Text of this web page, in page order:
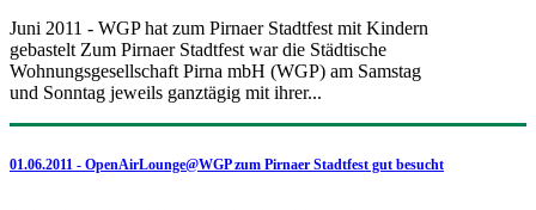
Juni 2011 - WGP hat zum Pirnaer Stadtfest mit Kindern
gebastelt Zum Pirnaer Stadtfest war die Städtische
Wohnungsgesellschaft Pirna mbH (WGP) am Samstag
und Sonntag jeweils ganztägig mit ihrer...
01.06.2011 - OpenAirLounge@WGP zum Pirnaer Stadtfest gut besucht